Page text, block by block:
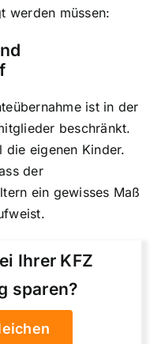
werden müssen:
ist in der
beschränkt.
die eigenen Kinder.
der
ein gewisses Maß
Ihrer KFZ
sparen?